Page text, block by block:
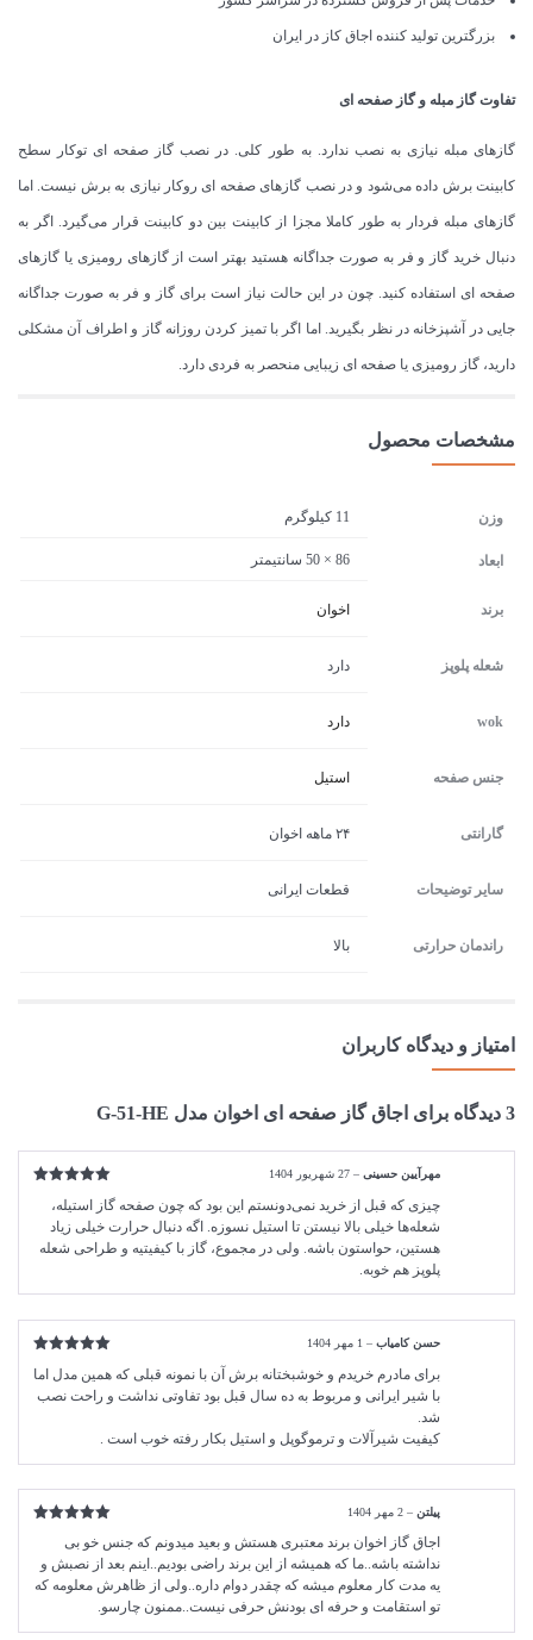
بزرگترین تولید کننده اجاق کاز در ایران
تفاوت گاز مبله و گاز صفحه ای
گازهای مبله نیازی به نصب ندارد. به طور کلی. در نصب گاز صفحه ای توکار سطح
کابینت برش داده می‌شود و در نصب گازهای صفحه ای روکار نیازی به برش نیست. اما
گازهای مبله فردار به طور کاملا مجزا از کابینت بین دو کابینت قرار می‌گیرد. اگر به
دنبال خرید گاز و فر به صورت جداگانه هستید بهتر است از گازهای رومیزی یا گازهای
صفحه ای استفاده کنید. چون در این حالت نیاز است برای گاز و فر به صورت جداگانه
جایی در آشپزخانه در نظر بگیرید. اما اگر با تمیز کردن روزانه گاز و اطراف آن مشکلی
دارید، گاز رومیزی یا صفحه ای زیبایی منحصر به فردی دارد.
مشخصات محصول
وزن 11 کیلوگرم
ابعاد 86 × 50 سانتیمتر
برند اخوان
شعله پلوپز دارد
wok دارد
جنس صفحه استیل
گارانتی ۲۴ ماهه اخوان
سایر توضیحات قطعات ایرانی
راندمان حرارتی بالا
امتیاز و دیدگاه کاربران
3 دیدگاه برای اجاق گاز صفحه ای اخوان مدل G-51-HE
5
مهرآیین حسینی – 27 شهریور 1404
چیزی که قبل از خرید نمی‌دونستم این بود که چون صفحه گاز استیله،
شعله‌ها خیلی بالا نیستن تا استیل نسوزه. اگه دنبال حرارت خیلی زیاد
هستین، حواستون باشه. ولی در مجموع، گاز با کیفیتیه و طراحی شعله
پلوپز هم خوبه.
5
حسن کامیاب – 1 مهر 1404
برای مادرم خریدم و خوشبختانه برش آن با نمونه قبلی که همین مدل اما
با شیر ایرانی و مربوط به ده سال قبل بود تفاوتی نداشت و راحت نصب
شد.
کیفیت شیرآلات و ترموگوپل و استیل بکار رفته خوب است .
5
پیلتن – 2 مهر 1404
اجاق گاز اخوان برند معتبری هستش و بعید میدونم که جنس خو بی
نداشته باشه..ما که همیشه از این برند راضی بودیم..اینم بعد از نصبش و
یه مدت کار معلوم میشه که چقدر دوام داره..ولی از ظاهرش معلومه که
تو استقامت و حرفه ای بودنش حرفی نیست..ممنون چارسو.